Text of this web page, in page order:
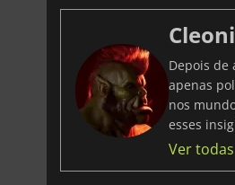
Depois de
apenas
nos
esses
Ver